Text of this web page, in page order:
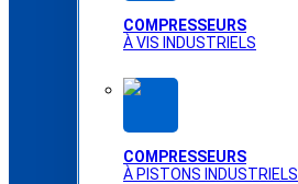
COMPRESSEURS
À VIS INDUSTRIELS
COMPRESSEURS
À PISTONS INDUSTRIELS